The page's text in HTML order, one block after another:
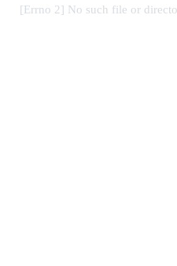
[Errno 2] No such file or